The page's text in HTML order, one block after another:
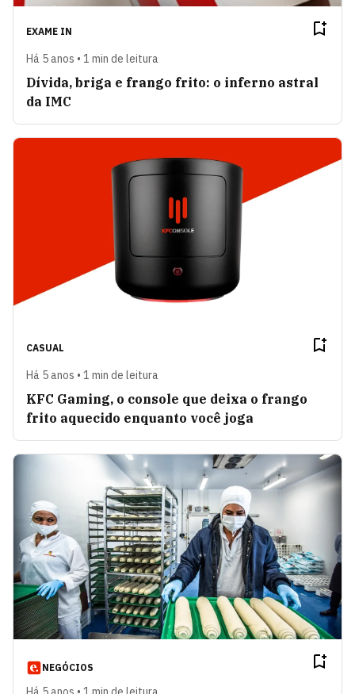
EXAME IN
Há 5 anos • 1 min de leitura
Dívida, briga e frango frito: o inferno astral
da IMC
CASUAL
Há 5 anos • 1 min de leitura
KFC Gaming, o console que deixa o frango
frito aquecido enquanto você joga
NEGÓCIOS